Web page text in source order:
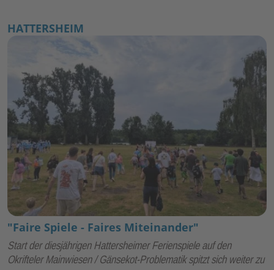
HATTERSHEIM
"Faire Spiele - Faires Miteinander"
Start der diesjährigen Hattersheimer Ferienspiele auf den
Okrifteler Mainwiesen / Gänsekot-Problematik spitzt sich weiter zu